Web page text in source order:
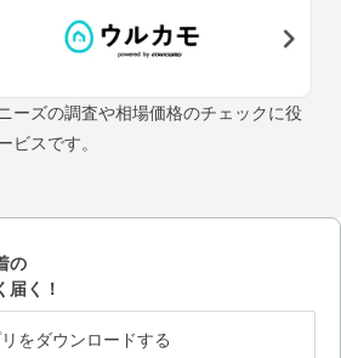
ーズの調査や相場価格のチェックに役
ビスです。
の
届く！
をダウンロードする